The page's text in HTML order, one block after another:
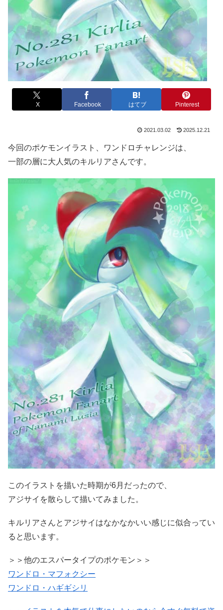
X Facebook はてブ Pinterest
2021.03.02 2025.12.21
今回のポケモンイラスト、ワンドロチャレンジは、
一部の層に大人気のキルリアさんです。
このイラストを描いた時期が6月だったので、
アジサイを散らして描いてみました。
キルリアさんとアジサイはなかなかいい感じに似合ってい
ると思います。
＞＞他のエスパータイプのポケモン＞＞
ワンドロ・マフォクシー
ワンドロ・ハギギシリ